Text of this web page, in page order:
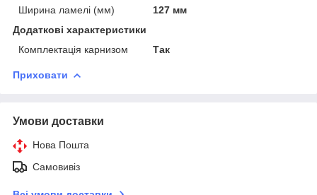
Ширина ламелі (мм)
127 мм
Додаткові характеристики
Комплектація карнизом
Так
Приховати
Умови доставки
Нова Пошта
Самовивіз